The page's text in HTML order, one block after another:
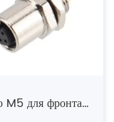
Гнездо M5 для фронтального монтажа (под пайку)